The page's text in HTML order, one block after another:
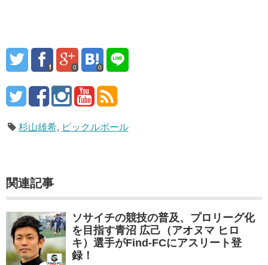
0 0
杉山雄希, ピックルボール
関連記事
ソサイチの競技の普及、プロリーグ化
を目指す青沼 広己（アオヌマ ヒロ
キ）選手がFind-FCにアスリート登
録！